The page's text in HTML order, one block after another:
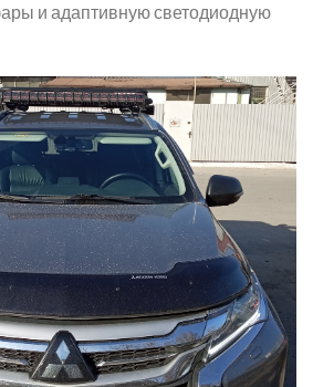
и адаптивную светодиодную